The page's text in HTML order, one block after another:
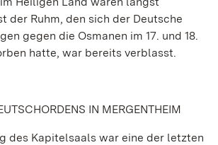
der Ruhm, den sich der Deutsche
gegen die Osmanen im 17. und 18.
hatte, war bereits verblasst.
IN MERGENTHEIM
des Kapitelsaals war eine der letzten